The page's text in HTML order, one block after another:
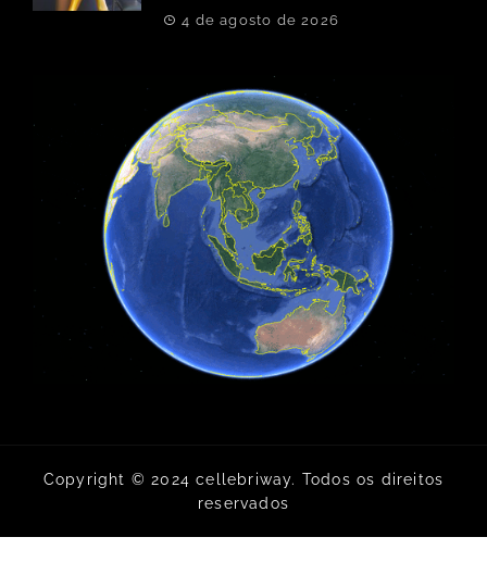
4 de agosto de 2026
Copyright © 2024 cellebriway. Todos os direitos
reservados